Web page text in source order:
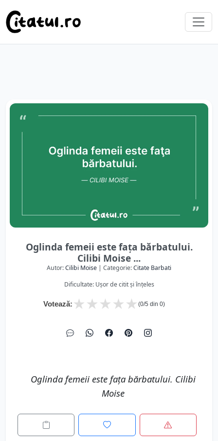
Oglinda femeii este faţa bărbatului.
Cilibi Moise ...
Autor:Cilibi Moise | Categorie:Citate Barbati
Dificultate: Ușor de citit și înțeles
Votează: ★
★
★
★
★ (0/5 din 0)
Oglinda femeii este faţa bărbatului. Cilibi
Moise